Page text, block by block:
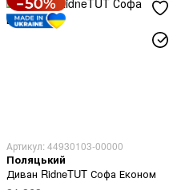
Артикул: 44930103-00000
Поляцький
Диван RidneTUT Софа Економ